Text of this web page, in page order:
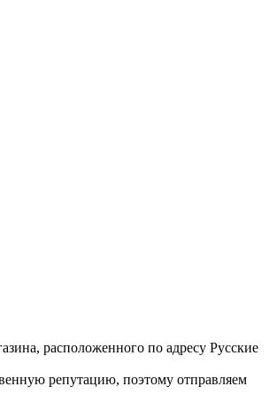
расположенного по адресу Русские
репутацию, поэтому отправляем